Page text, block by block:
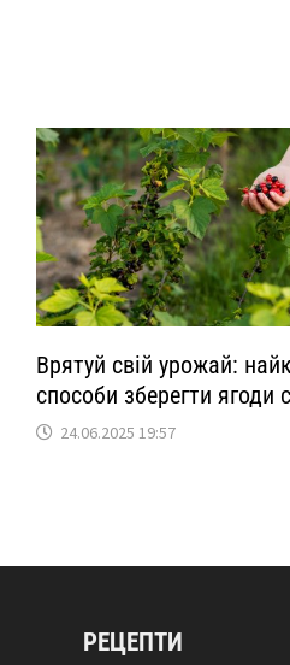
Врятуй свій урожай:
способи зберегти ягоди
24.06.2025 19:57
РЕЦЕПТИ